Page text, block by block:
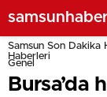
Samsun Son Dakika
Haberleri
Genel
Bursa’da